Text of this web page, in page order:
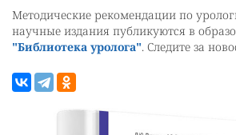
Методические рекомендации по
научные издания публикуются в
"Библиотека уролога". Следите за